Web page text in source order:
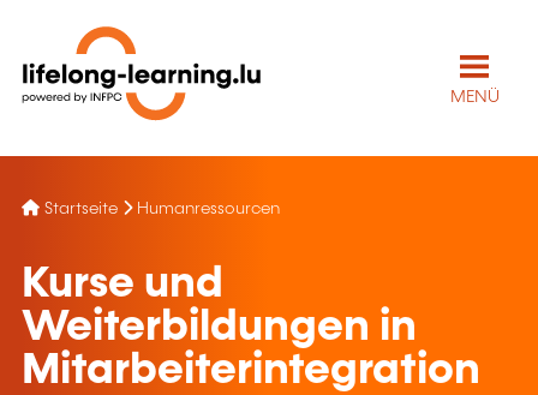
MENÜ
Startseite Humanressourcen
Kurse und
Weiterbildungen in
Mitarbeiterintegration